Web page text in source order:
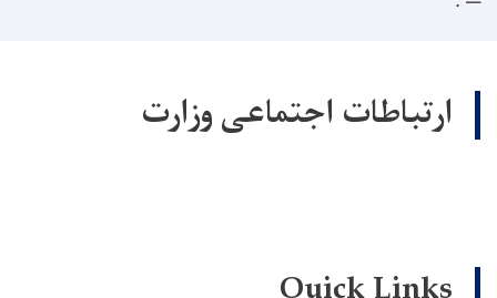
ارتباطات اجتماعی وزارت